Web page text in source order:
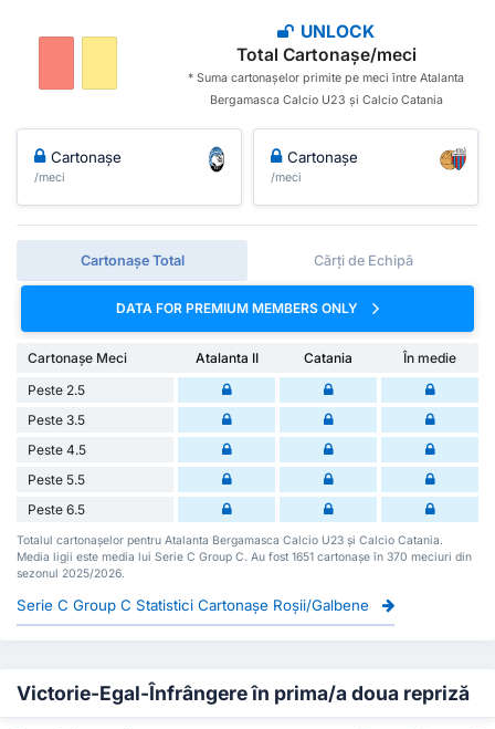
UNLOCK
Total Cartonașe/meci
* Suma cartonașelor primite pe meci între Atalanta
Bergamasca Calcio U23 și Calcio Catania
Cartonașe
/meci
Cartonașe
/meci
Cartonașe Total Cărți de Echipă
DATA FOR PREMIUM MEMBERS ONLY
Cartonașe Meci Atalanta II Catania
În medie
Peste 2.5
Peste 3.5
Peste 4.5
Peste 5.5
Peste 6.5
Totalul cartonașelor pentru Atalanta Bergamasca Calcio U23 și Calcio Catania.
Media ligii este media lui Serie C Group C. Au fost 1651 cartonașe în 370 meciuri din
sezonul 2025/2026.
Serie C Group C Statistici Cartonașe Roșii/Galbene
Victorie-Egal-Înfrângere în prima/a doua repriză